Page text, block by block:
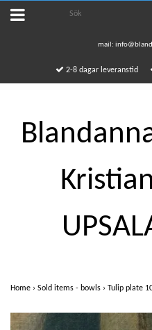
mail:
2-8 dagar leveranstid
Home › Sold items - bowls › Tulip plate